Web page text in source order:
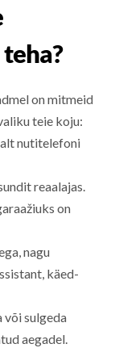
on mitmeid
teie koju:
nutitelefoni
reaalajas.
on
nagu
käed-
või sulgeda
aegadel.